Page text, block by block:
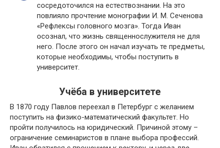
сосредоточился на естествознании. На это
повлияло прочтение монографии И. М. Сеченова
«Рефлексы головного мозга». Тогда Иван
осознал, что жизнь священнослужителя не для
него. После этого он начал изучать те предметы,
которые необходимы, чтобы поступить в
университет.
Учёба в университете
В 1870 году Павлов переехал в Петербург с желанием
поступить на физико-математический факультет. Но
пройти получилось на юридический. Причиной этому –
ограничение семинаристов в плане выбора профессий.